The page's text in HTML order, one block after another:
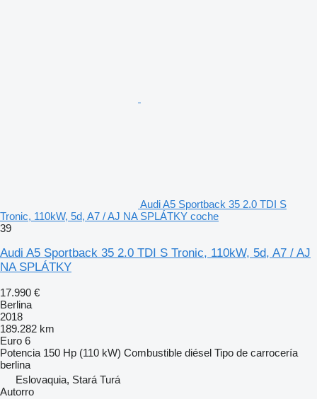
Audi A5 Sportback 35 2.0 TDI S
Tronic, 110kW, 5d, A7 / AJ NA SPLÁTKY coche
39
Audi A5 Sportback 35 2.0 TDI S Tronic, 110kW, 5d, A7 / AJ
NA SPLÁTKY
17.990 €
Berlina
2018
189.282 km
Euro 6
Potencia 150 Hp (110 kW) Combustible diésel Tipo de carrocería
berlina
Eslovaquia, Stará Turá
Autorro